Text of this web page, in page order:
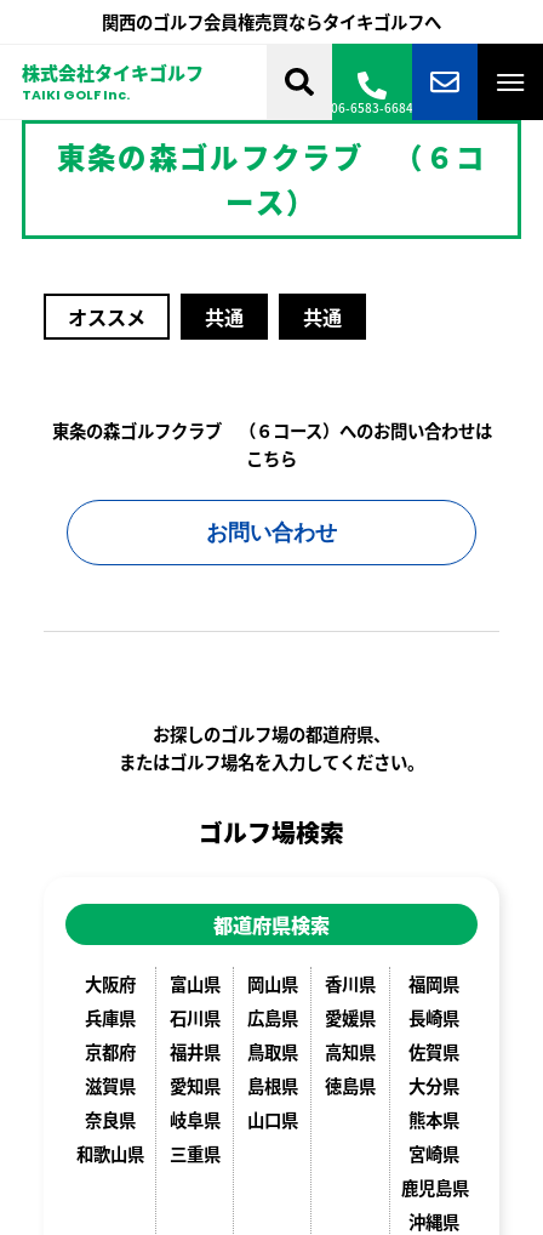
関西のゴルフ会員権売買ならタイキゴルフへ
株式会社タイキゴルフ
TAIKI GOLF Inc.
06-6583-6684
東条の森ゴルフクラブ （６コ
ース）
オススメ 共通 共通
東条の森ゴルフクラブ （６コース）へのお問い合わせは
こちら
お問い合わせ
お探しのゴルフ場の都道府県、
またはゴルフ場名を入力してください。
ゴルフ場検索
都道府県検索
大阪府
兵庫県
京都府
滋賀県
奈良県
和歌山県
富山県
石川県
福井県
愛知県
岐阜県
三重県
岡山県
広島県
鳥取県
島根県
山口県
香川県
愛媛県
高知県
徳島県
福岡県
長崎県
佐賀県
大分県
熊本県
宮崎県
鹿児島県
沖縄県